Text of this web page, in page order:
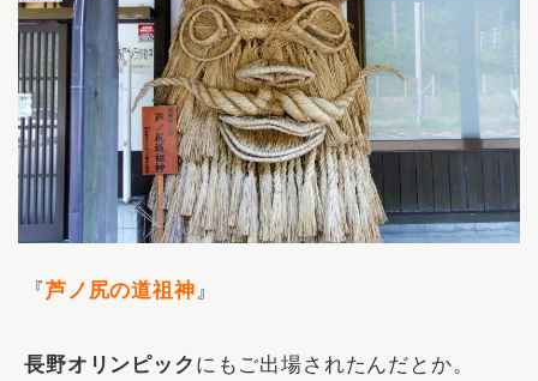
『 芦ノ尻の道祖神』
長野オリンピック にもご出場されたんだとか。